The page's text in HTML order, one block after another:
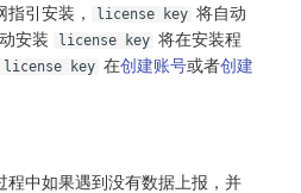
指引安装， license key 将自动
安装
license key 将在安装程
license key 在创建账号或者创建
程中如果遇到没有数据上报，并